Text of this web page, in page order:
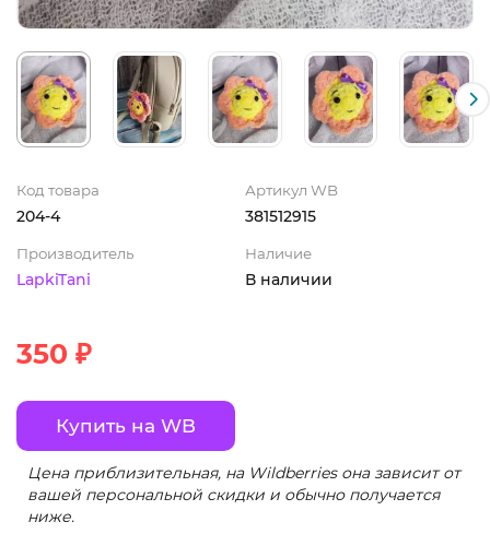
Код товара
204-4
Артикул WB
381512915
Производитель
LapkiTani
Наличие
В наличии
350 ₽
Купить на WB
Цена приблизительная, на Wildberries она зависит от
вашей персональной скидки и обычно получается
ниже.